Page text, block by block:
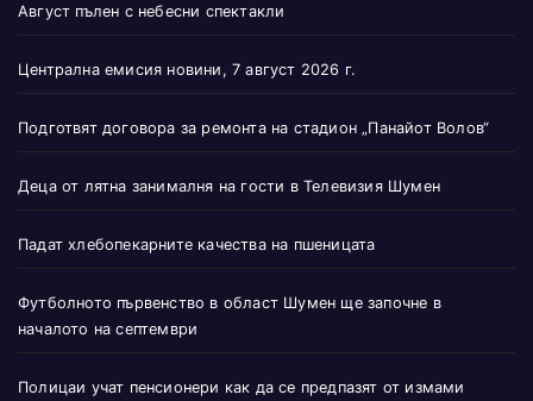
Август пълен с небесни спектакли
Централна емисия новини, 7 август 2026 г.
Подготвят договора за ремонта на стадион „Панайот Волов“
Деца от лятна занималня на гости в Телевизия Шумен
Падат хлебопекарните качества на пшеницата
Футболното първенство в област Шумен ще започне в
началото на септември
Полицаи учат пенсионери как да се предпазят от измами